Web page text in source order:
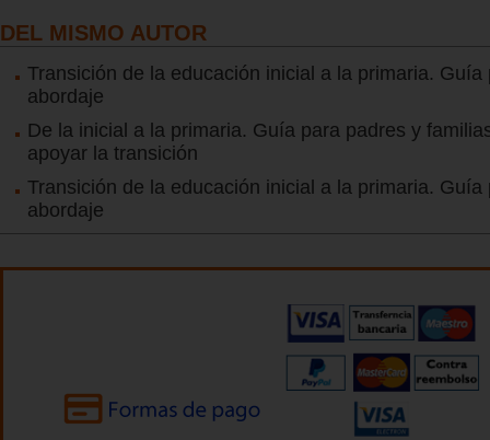
DEL MISMO AUTOR
Transición de la educación inicial a la primaria. Guía
abordaje
De la inicial a la primaria. Guía para padres y
apoyar la transición
Transición de la educación inicial a la primaria. Guía
abordaje